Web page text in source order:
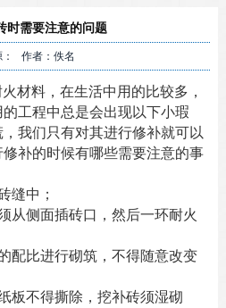
时需要注意的问题
： 作者：佚名
材料，在生活中用的比较多，
工程中总是会出现以下小瑕
我们只有对其进行修补就可以
修补的时候有哪些需要注意的事
中；
侧面插砖口，然后一环耐火
比进行砌筑，不得随意改变
不得撕除，挖补砖须湿砌